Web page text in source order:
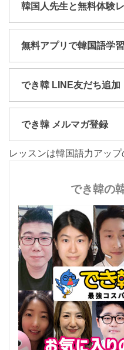
韓国人先生と無料体験
無料アプリで韓国語学習
でき韓 LINE友だち追加
でき韓 メルマガ登録
レッスンは韓国語力アップ
でき韓の